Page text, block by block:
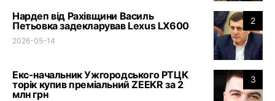
2
Нардеп від Рахівщини Василь
Петьовка задекларував Lexus LX600
2026-05-14
3
Екс-начальник Ужгородського РТЦК
торік купив преміальний ZEEKR за 2
млн грн